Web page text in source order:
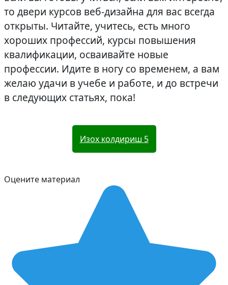
то двери курсов веб-дизайна для вас всегда
открыты. Читайте, учитесь, есть много
хороших профессий, курсы повышения
квалификации, осваивайте новые
профессии. Идите в ногу со временем, а вам
желаю удачи в учебе и работе, и до встречи
в следующих статьях, пока!
Изох колдириш 5
Оцените материал